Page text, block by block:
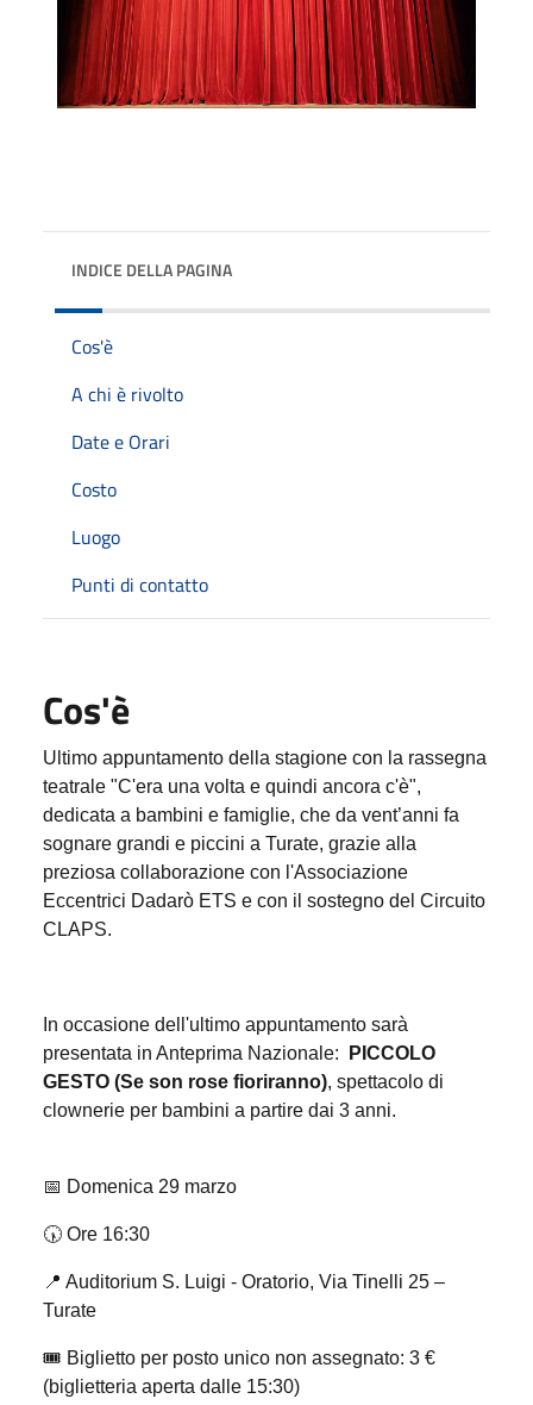
INDICE DELLA PAGINA
Cos'è
A chi è rivolto
Date e Orari
Costo
Luogo
Punti di contatto
Cos'è
Ultimo appuntamento della stagione con la rassegna
teatrale "C'era una volta e quindi ancora c'è",
dedicata a bambini e famiglie, che da vent’anni fa
sognare grandi e piccini a Turate, grazie alla
preziosa collaborazione con l'Associazione
Eccentrici Dadarò ETS e con il sostegno del Circuito
CLAPS.
In occasione dell'ultimo appuntamento sarà
presentata in Anteprima Nazionale:
PICCOLO
GESTO (Se son rose fioriranno), spettacolo di
clownerie per bambini a partire dai 3 anni.
📅 Domenica 29 marzo
🕠 Ore 16:30
📍 Auditorium S. Luigi - Oratorio, Via Tinelli 25 –
Turate
🎟️ Biglietto per posto unico non assegnato: 3 €
(biglietteria aperta dalle 15:30)